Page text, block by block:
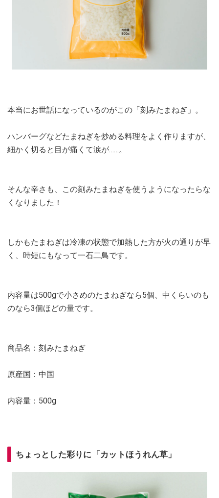
本当にお世話になっているのがこの「刻みたまねぎ」。
ハンバーグなどたまねぎを炒める料理をよく作りますが、
細かく切ると目が痛くて涙が……。
そんな辛さも、この刻みたまねぎを使うようになったらな
くなりました！
しかもたまねぎは冷凍の状態で加熱した方が火の通りが早
く、時短にもなって一石二鳥です。
内容量は500gで小さめのたまねぎなら5個、中くらいのも
のなら3個ほどの量です。
商品名：刻みたまねぎ
原産国：中国
内容量：500g
ちょっとした彩りに「カットほうれん草」